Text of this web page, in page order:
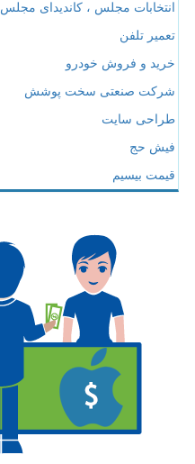
انتخابات مجلس ، کاندیدای مجلس
تعمیر تلفن
خرید و فروش خودرو
شرکت صنعتی سخت پوشش
طراحی سایت
فیش حج
قیمت بیسیم